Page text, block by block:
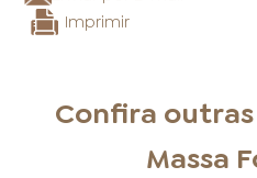
Imprimir
Confira
Massa